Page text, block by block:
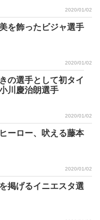
2020/01/02
を飾ったビジャ選手
2020/01/02
の選手として初タイ
川慶治朗選手
2020/01/02
ーロー、吠える藤本
2020/01/02
掲げるイニエスタ選